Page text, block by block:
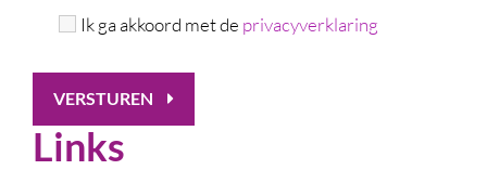
Ik ga akkoord met de privacyverklaring
VERSTUREN
Links